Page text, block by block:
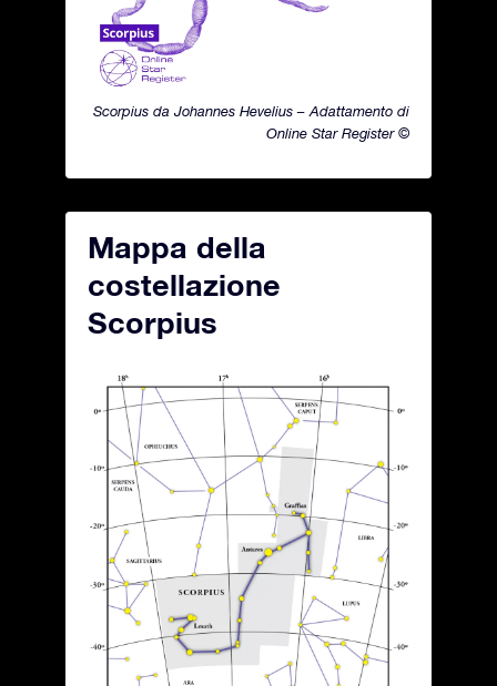
Scorpius da Johannes Hevelius – Adattamento di
Online Star Register ©
Mappa della
costellazione
Scorpius